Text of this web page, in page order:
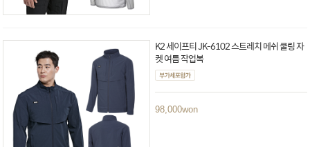
K2 세이프티 JK-6102 스트레치 메쉬 쿨링 자
켓 여름 작업복
98,000won